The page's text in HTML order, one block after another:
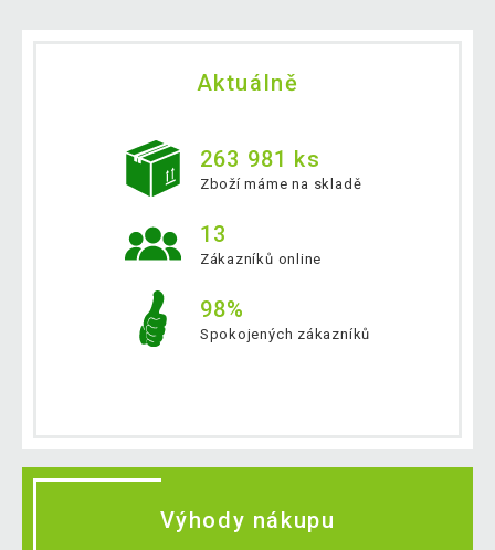
Aktuálně
263 981 ks
Zboží máme na skladě
13
Zákazníků online
98%
Spokojených zákazníků
Výhody nákupu